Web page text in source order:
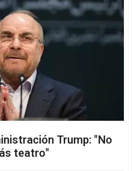
Trump: "No
teatro"